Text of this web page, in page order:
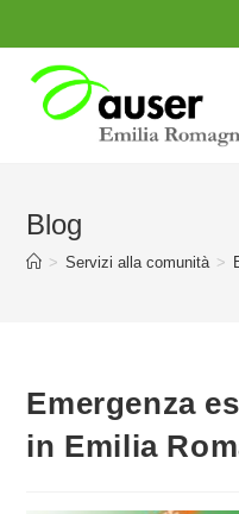
contenuto
Blog
> Servizi alla comunità >
Emergenza
in Emilia